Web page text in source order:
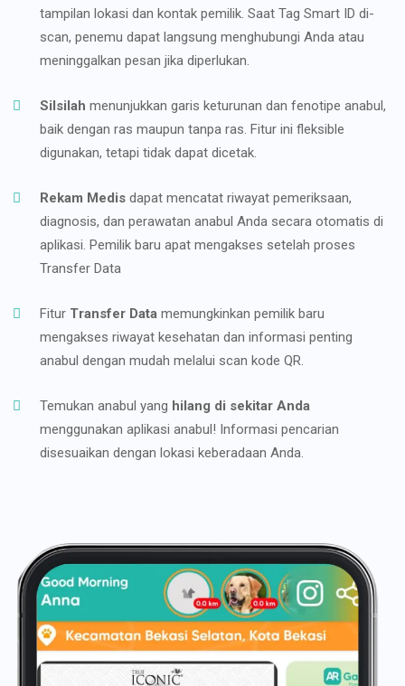
tampilan lokasi dan kontak pemilik. Saat Tag Smart ID di-
scan, penemu dapat langsung menghubungi Anda atau
meninggalkan pesan jika diperlukan.
Silsilah menunjukkan garis keturunan dan fenotipe anabul,
baik dengan ras maupun tanpa ras. Fitur ini fleksible
digunakan, tetapi tidak dapat dicetak.
Rekam Medis dapat mencatat riwayat pemeriksaan,
diagnosis, dan perawatan anabul Anda secara otomatis di
aplikasi. Pemilik baru apat mengakses setelah proses
Transfer Data
Fitur Transfer Data memungkinkan pemilik baru
mengakses riwayat kesehatan dan informasi penting
anabul dengan mudah melalui scan kode QR.
Temukan anabul yang hilang di sekitar Anda
menggunakan aplikasi anabul! Informasi pencarian
disesuaikan dengan lokasi keberadaan Anda.